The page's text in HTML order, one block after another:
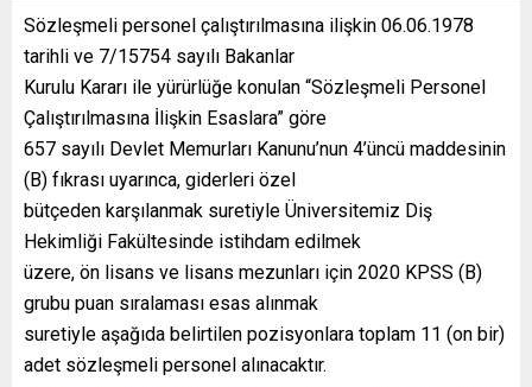
Sözleşmeli personel çalıştırılmasına ilişkin 06.06.1978
tarihli ve 7/15754 sayılı Bakanlar
Kurulu Kararı ile yürürlüğe konulan “Sözleşmeli Personel
Çalıştırılmasına İlişkin Esaslara” göre
657 sayılı Devlet Memurları Kanunu’nun 4’üncü maddesinin
(B) fıkrası uyarınca, giderleri özel
bütçeden karşılanmak suretiyle Üniversitemiz Diş
Hekimliği Fakültesinde istihdam edilmek
üzere, ön lisans ve lisans mezunları için 2020 KPSS (B)
grubu puan sıralaması esas alınmak
suretiyle aşağıda belirtilen pozisyonlara toplam 11 (on bir)
adet sözleşmeli personel alınacaktır.